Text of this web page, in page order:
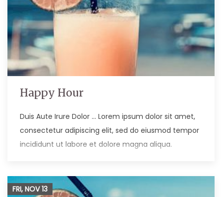
Happy Hour
Duis Aute Irure Dolor … Lorem ipsum dolor sit amet,
consectetur adipiscing elit, sed do eiusmod tempor
incididunt ut labore et dolore magna aliqua.
FRI, NOV13